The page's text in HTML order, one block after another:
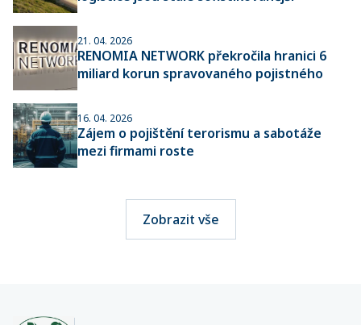
21. 04. 2026
RENOMIA NETWORK překročila hranici 6
miliard korun spravovaného pojistného
16. 04. 2026
Zájem o pojištění terorismu a sabotáže
mezi firmami roste
Zobrazit vše